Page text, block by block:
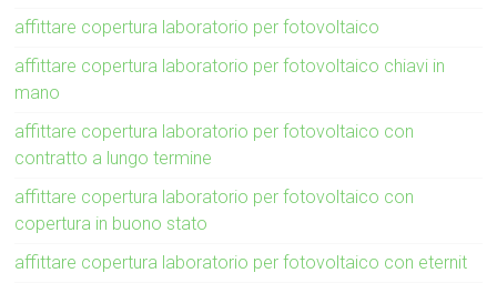
affittare copertura laboratorio per fotovoltaico
affittare copertura laboratorio per fotovoltaico chiavi in
mano
affittare copertura laboratorio per fotovoltaico con
contratto a lungo termine
affittare copertura laboratorio per fotovoltaico con
copertura in buono stato
affittare copertura laboratorio per fotovoltaico con eternit